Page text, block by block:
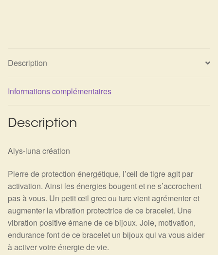
Commandes
Panier
Description
Informations complémentaires
Description
Alys-luna création
Pierre de protection énergétique, l’œil de tigre agit par
activation. Ainsi les énergies bougent et ne s’accrochent
pas à vous. Un petit œil grec ou turc vient agrémenter et
augmenter la vibration protectrice de ce bracelet. Une
vibration positive émane de ce bijoux. Joie, motivation,
endurance font de ce bracelet un bijoux qui va vous aider
à activer votre énergie de vie.